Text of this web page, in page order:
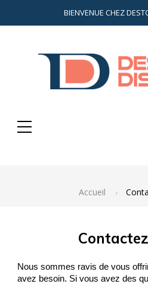
BIENVENUE CHEZ
Accueil
Nous sommes ravis de vous
avez besoin. Si vous avez des